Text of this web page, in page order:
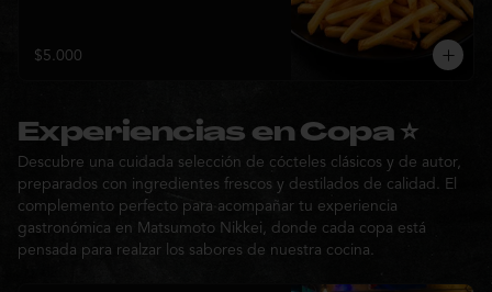
$5.000
Experiencias en Copa ⭐
Descubre una cuidada selección de cócteles clásicos y de autor,
preparados con ingredientes frescos y destilados de calidad. El
complemento perfecto para acompañar tu experiencia
gastronómica en Matsumoto Nikkei, donde cada copa está
pensada para realzar los sabores de nuestra cocina.